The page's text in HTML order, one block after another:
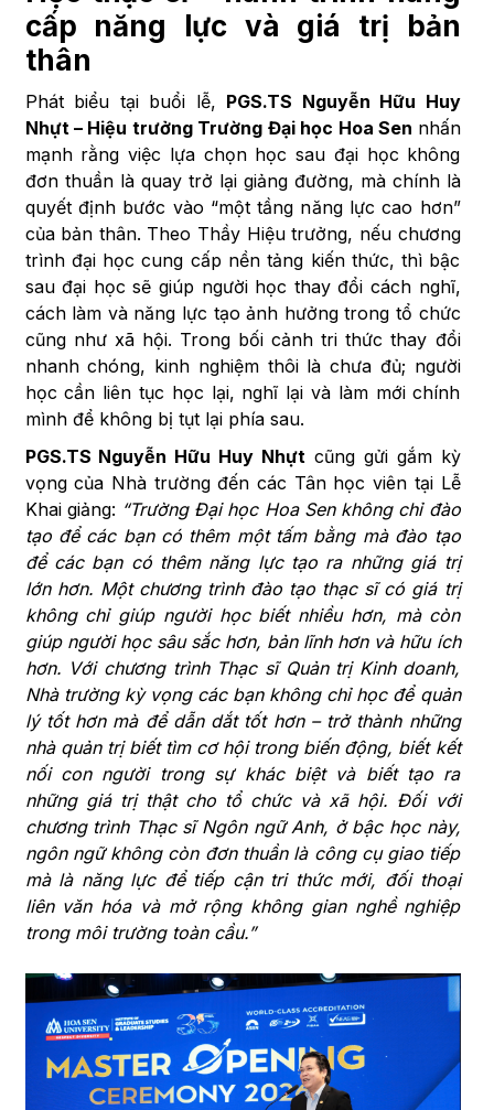
cấp năng lực và giá trị bản
thân
Phát biểu tại buổi lễ, PGS.TS Nguyễn Hữu Huy
Nhựt – Hiệu trưởng Trường Đại học Hoa Sen nhấn
mạnh rằng việc lựa chọn học sau đại học không
đơn thuần là quay trở lại giảng đường, mà chính là
quyết định bước vào “một tầng năng lực cao hơn”
của bản thân. Theo Thầy Hiệu trưởng, nếu chương
trình đại học cung cấp nền tảng kiến thức, thì bậc
sau đại học sẽ giúp người học thay đổi cách nghĩ,
cách làm và năng lực tạo ảnh hưởng trong tổ chức
cũng như xã hội. Trong bối cảnh tri thức thay đổi
nhanh chóng, kinh nghiệm thôi là chưa đủ; người
học cần liên tục học lại, nghĩ lại và làm mới chính
mình để không bị tụt lại phía sau.
PGS.TS Nguyễn Hữu Huy Nhựt cũng gửi gắm kỳ
vọng của Nhà trường đến các Tân học viên tại Lễ
Khai giảng: “Trường Đại học Hoa Sen không chỉ đào
tạo để các bạn có thêm một tấm bằng mà đào tạo
để các bạn có thêm năng lực tạo ra những giá trị
lớn hơn. Một chương trình đào tạo thạc sĩ có giá trị
không chỉ giúp người học biết nhiều hơn, mà còn
giúp người học sâu sắc hơn, bản lĩnh hơn và hữu ích
hơn. Với chương trình Thạc sĩ Quản trị Kinh doanh,
Nhà trường kỳ vọng các bạn không chỉ học để quản
lý tốt hơn mà để dẫn dắt tốt hơn – trở thành những
nhà quản trị biết tìm cơ hội trong biến động, biết kết
nối con người trong sự khác biệt và biết tạo ra
những giá trị thật cho tổ chức và xã hội. Đối với
chương trình Thạc sĩ Ngôn ngữ Anh, ở bậc học này,
ngôn ngữ không còn đơn thuần là công cụ giao tiếp
mà là năng lực để tiếp cận tri thức mới, đối thoại
liên văn hóa và mở rộng không gian nghề nghiệp
trong môi trường toàn cầu.”